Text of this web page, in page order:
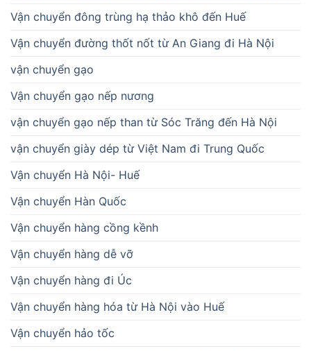
Vận chuyển đông trùng hạ thảo khô đến Huế
Vận chuyển đường thốt nốt từ An Giang đi Hà Nội
vận chuyển gạo
Vận chuyển gạo nếp nương
vận chuyển gạo nếp than từ Sóc Trăng đến Hà Nội
vận chuyển giày dép từ Việt Nam đi Trung Quốc
Vận chuyển Hà Nội- Huế
Vận chuyển Hàn Quốc
Vận chuyển hàng cồng kềnh
Vận chuyển hàng dễ vỡ
Vận chuyển hàng đi Úc
Vận chuyển hàng hóa từ Hà Nội vào Huế
Vận chuyển hảo tốc